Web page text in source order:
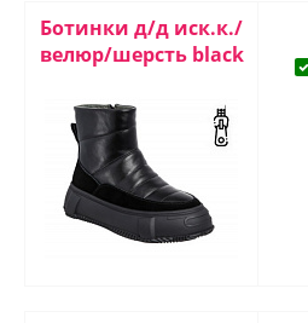
Ботинки д/д иск.к./
велюр/шерсть black